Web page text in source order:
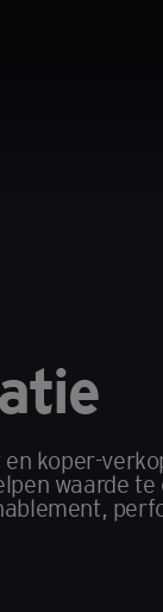
koper-
waarde